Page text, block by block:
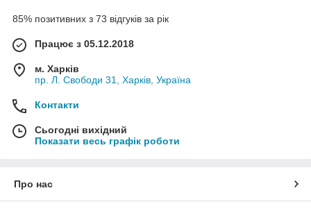
85% позитивних з 73 відгуків за рік
Працює з 05.12.2018
м. Харків
пр. Л. Свободи 31, Харків, Україна
Контакти
Сьогодні вихідний
Показати весь графік роботи
Про нас